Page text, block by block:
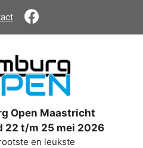
Open Maastricht
22 t/m 25 mei 2026
en leukste